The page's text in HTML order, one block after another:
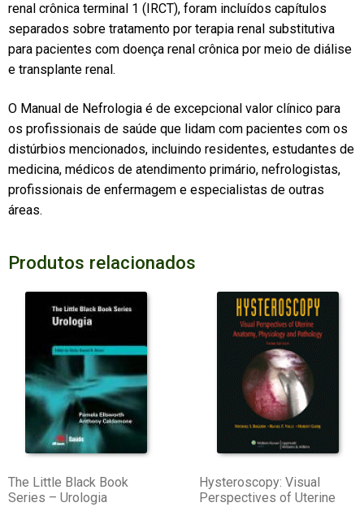
renal crônica terminal 1 (IRCT), foram incluídos capítulos
separados sobre tratamento por terapia renal substitutiva
para pacientes com doença renal crônica por meio de diálise
e transplante renal.
O Manual de Nefrologia é de excepcional valor clínico para
os profissionais de saúde que lidam com pacientes com os
distúrbios mencionados, incluindo residentes, estudantes de
medicina, médicos de atendimento primário, nefrologistas,
profissionais de enfermagem e especialistas de outras
áreas.
Produtos relacionados
The Little Black Book
Series – Urologia
Hysteroscopy: Visual
Perspectives of Uterine